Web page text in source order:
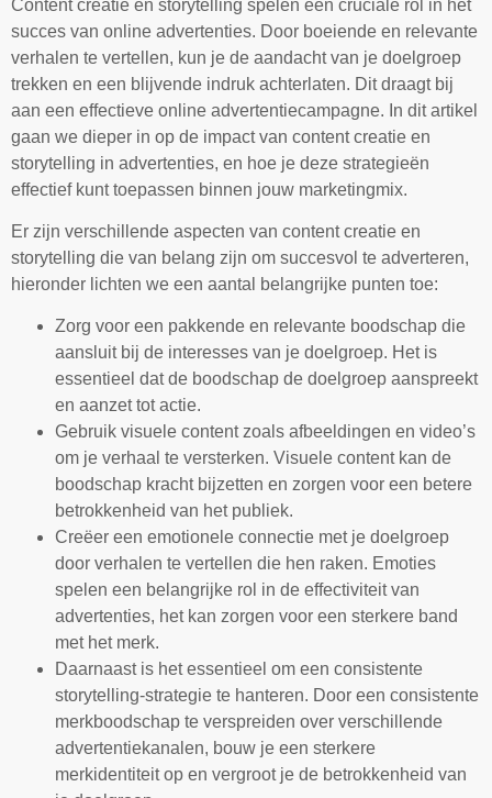
Content creatie en storytelling spelen een cruciale rol in het
succes van online advertenties. Door boeiende en relevante
verhalen te vertellen, kun je de aandacht van je doelgroep
trekken en een blijvende indruk achterlaten. Dit draagt bij
aan een effectieve online advertentiecampagne. In dit artikel
gaan we dieper in op de impact van content creatie en
storytelling in advertenties, en hoe je deze strategieën
effectief kunt toepassen binnen jouw marketingmix.
Er zijn verschillende aspecten van content creatie en
storytelling die van belang zijn om succesvol te adverteren,
hieronder lichten we een aantal belangrijke punten toe:
Zorg voor een pakkende en relevante boodschap die
aansluit bij de interesses van je doelgroep. Het is
essentieel dat de boodschap de doelgroep aanspreekt
en aanzet tot actie.
Gebruik visuele content zoals afbeeldingen en video’s
om je verhaal te versterken. Visuele content kan de
boodschap kracht bijzetten en zorgen voor een betere
betrokkenheid van het publiek.
Creëer een emotionele connectie met je doelgroep
door verhalen te vertellen die hen raken. Emoties
spelen een belangrijke rol in de effectiviteit van
advertenties, het kan zorgen voor een sterkere band
met het merk.
Daarnaast is het essentieel om een consistente
storytelling-strategie te hanteren. Door een consistente
merkboodschap te verspreiden over verschillende
advertentiekanalen, bouw je een sterkere
merkidentiteit op en vergroot je de betrokkenheid van